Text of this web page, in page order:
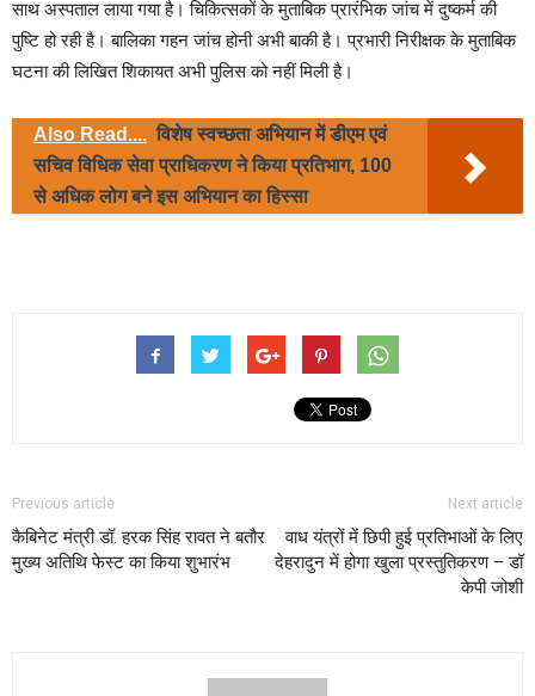
साथ अस्पताल लाया गया है। चिकित्सकों के मुताबिक प्रारंभिक जांच में दुष्कर्म की
पुष्टि हो रही है। बालिका गहन जांच होनी अभी बाकी है। प्रभारी निरीक्षक के मुताबिक
घटना की लिखित शिकायत अभी पुलिस को नहीं मिली है।
Also Read.... विशेष स्वच्छता अभियान में डीएम एवं
सचिव विधिक सेवा प्राधिकरण ने किया प्रतिभाग, 100
से अधिक लोग बने इस अभियान का हिस्सा
Previous article
कैबिनेट मंत्री डॉ. हरक सिंह रावत ने बतौर
मुख्य अतिथि फेस्ट का किया शुभारंभ
Next article
वाध यंत्रों में छिपी हुई प्रतिभाओं के लिए
देहरादुन में होगा खुला प्रस्तुतिकरण – डॉ
केपी जोशी